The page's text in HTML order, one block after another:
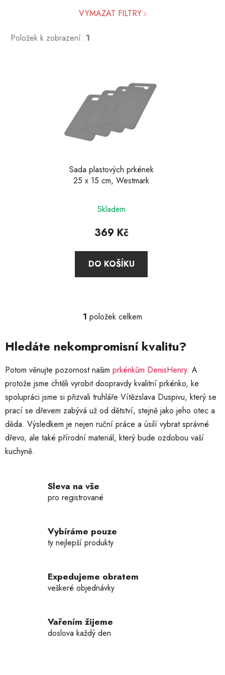
VYMAZAT FILTRY
Položek k zobrazení: 1
Sada plastových prkének
25 x 15 cm, Westmark
Skladem
369 Kč
DO KOŠÍKU
O
l
á
d
a
c
í
p
r
v
k
1 položek celkem
Hledáte nekompromisní kvalitu?
Potom věnujte pozornost našim prkénkům DenisHenry. A
protože jsme chtěli vyrobit doopravdy kvalitní prkénko, ke
spolupráci jsme si přizvali truhláře Vítězslava Duspivu, který se
prací se dřevem zabývá už od dětství, stejně jako jeho otec a
děda. Výsledkem je nejen ruční práce a úsilí vybrat správné
dřevo, ale také přírodní materiál, který bude ozdobou vaší
kuchyně.
Sleva na vše
pro registrované
Vybíráme pouze
ty nejlepší produkty
Expedujeme obratem
veškeré objednávky
Vařením žijeme
doslova každý den